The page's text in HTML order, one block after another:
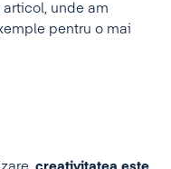
unde am
pentru o mai